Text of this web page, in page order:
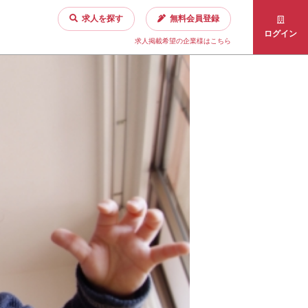
求人を探す 無料会員登録
求人掲載希望の企業様はこちら
ログイン